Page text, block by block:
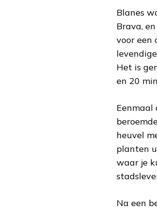
Blanes
Brava,
voor een
Het is
en 20
Eenmaal
heuvel
planten
waar je
Na een